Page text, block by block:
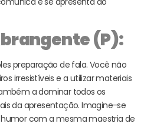
(P):
preparação de fala. Você não
irresistíveis e a utilizar materiais
a dominar todos os
da apresentação. Imagine-se
humor com a mesma maestria de